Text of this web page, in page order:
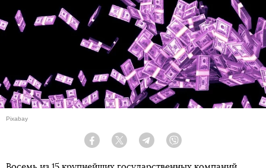
Pixabay
Facebook Twitter Telegram